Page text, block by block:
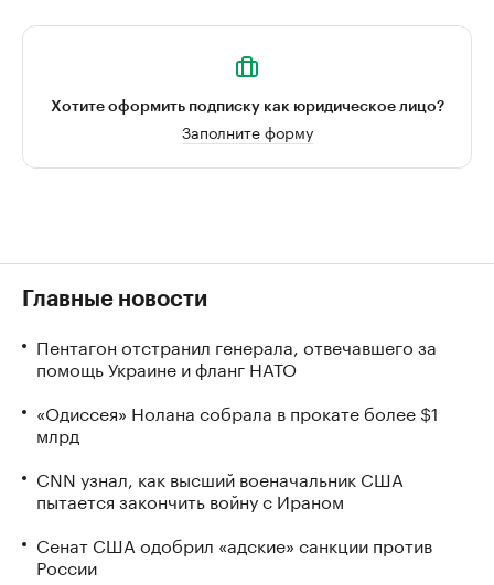
Хотите оформить подписку как юридическое лицо?
Заполните форму
Главные новости
Пентагон отстранил генерала, отвечавшего за
помощь Украине и фланг НАТО
«Одиссея» Нолана собрала в прокате более $1
млрд
CNN узнал, как высший военачальник США
пытается закончить войну с Ираном
Сенат США одобрил «адские» санкции против
России